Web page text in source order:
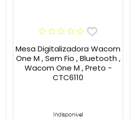
Mesa Digitalizadora Wacom
One M , Sem Fio , Bluetooth ,
Wacom One M , Preto -
CTC6110
Indisponível